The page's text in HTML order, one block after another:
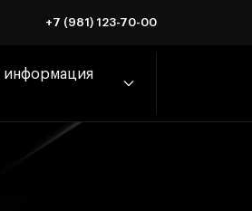
+7 (981) 123-70-00
информация